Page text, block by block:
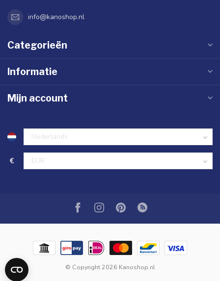
info@kanoshop.nl
Categorieën
Informatie
Mijn account
€
© Copyright 2026 Kanoshop.nl